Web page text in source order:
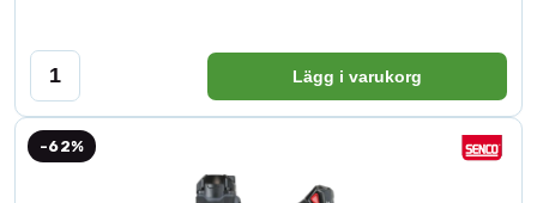
Lägg i varukorg
-62%